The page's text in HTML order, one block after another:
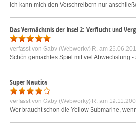
Ich kann mich den Vorschreibern nur
Das Vermächtnis der Insel 2: Verflucht und
verfasst von Gaby (Webworky) R. am
Schön gemachtes Spiel mit viel Abwechslung
Super Nautica
verfasst von Gaby (Webworky) R. am
Wer braucht schon die Yellow Submarine,